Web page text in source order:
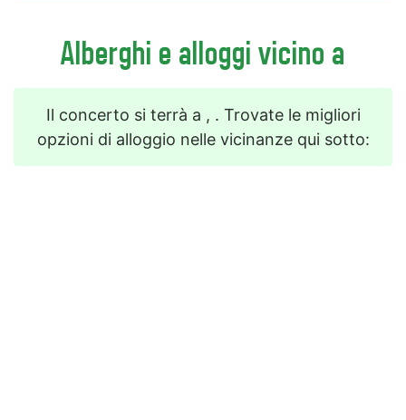
Alberghi e alloggi vicino a
Il concerto si terrà a , . Trovate le migliori
opzioni di alloggio nelle vicinanze qui sotto: